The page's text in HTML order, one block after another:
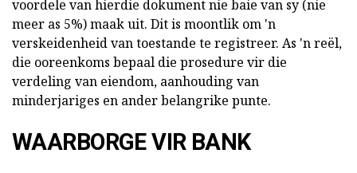
voordele van hierdie dokument nie baie van sy (nie
meer as 5%) maak uit. Dit is moontlik om 'n
verskeidenheid van toestande te registreer. As 'n reël,
die ooreenkoms bepaal die prosedure vir die
verdeling van eiendom, aanhouding van
minderjariges en ander belangrike punte.
WAARBORGE VIR BANK